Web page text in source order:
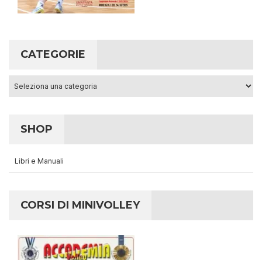
CATEGORIE
SHOP
Libri e Manuali
CORSI DI MINIVOLLEY